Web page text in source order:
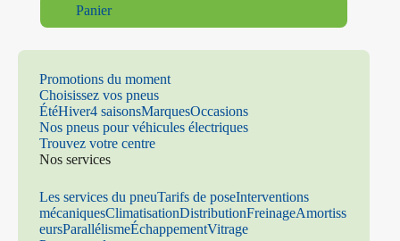
Panier
Promotions du moment
Choisissez vos pneus
ÉtéHiver4 saisonsMarquesOccasions
Nos pneus pour véhicules électriques
Trouvez votre centre
Nos services
Les services du pneuTarifs de poseInterventions
mécaniquesClimatisationDistributionFreinageAmortiss
eursParallélismeÉchappementVitrage